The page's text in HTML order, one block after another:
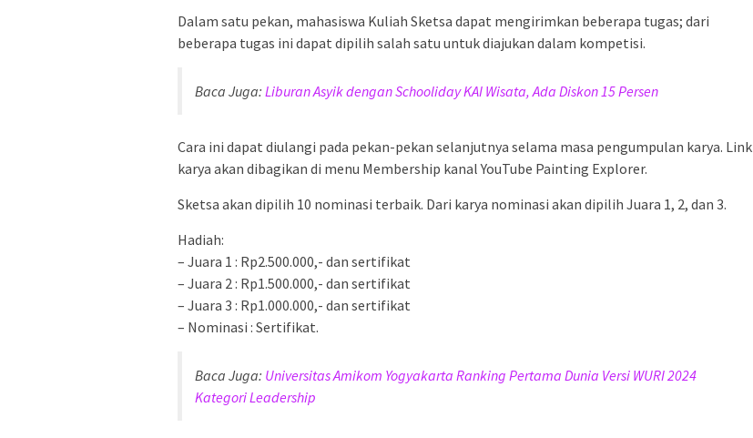
Dalam satu pekan, mahasiswa Kuliah Sketsa dapat mengirimkan beberapa tugas; dari
beberapa tugas ini dapat dipilih salah satu untuk diajukan dalam kompetisi.
Baca Juga: Liburan Asyik dengan Schooliday KAI Wisata, Ada Diskon 15 Persen
Cara ini dapat diulangi pada pekan-pekan selanjutnya selama masa pengumpulan karya. Link
karya akan dibagikan di menu Membership kanal YouTube Painting Explorer.
Sketsa akan dipilih 10 nominasi terbaik. Dari karya nominasi akan dipilih Juara 1, 2, dan 3.
Hadiah:
– Juara 1 : Rp2.500.000,- dan sertifikat
– Juara 2 : Rp1.500.000,- dan sertifikat
– Juara 3 : Rp1.000.000,- dan sertifikat
– Nominasi : Sertifikat.
Baca Juga: Universitas Amikom Yogyakarta Ranking Pertama Dunia Versi WURI 2024
Kategori Leadership